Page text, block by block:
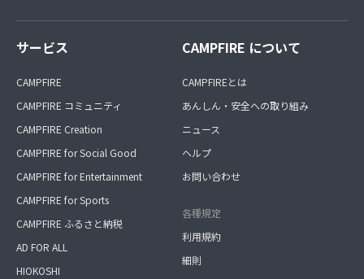
サービス
CAMPFIRE
CAMPFIRE コミュニティ
CAMPFIRE Creation
CAMPFIRE for Social Good
CAMPFIRE for Entertainment
CAMPFIRE for Sports
CAMPFIRE ふるさと納税
AD FOR ALL
HIOKOSHI
CAMPFIRE について
CAMPFIREとは
あんしん・安全への取り組み
ニュース
ヘルプ
お問い合わせ
各種規定
利用規約
細則